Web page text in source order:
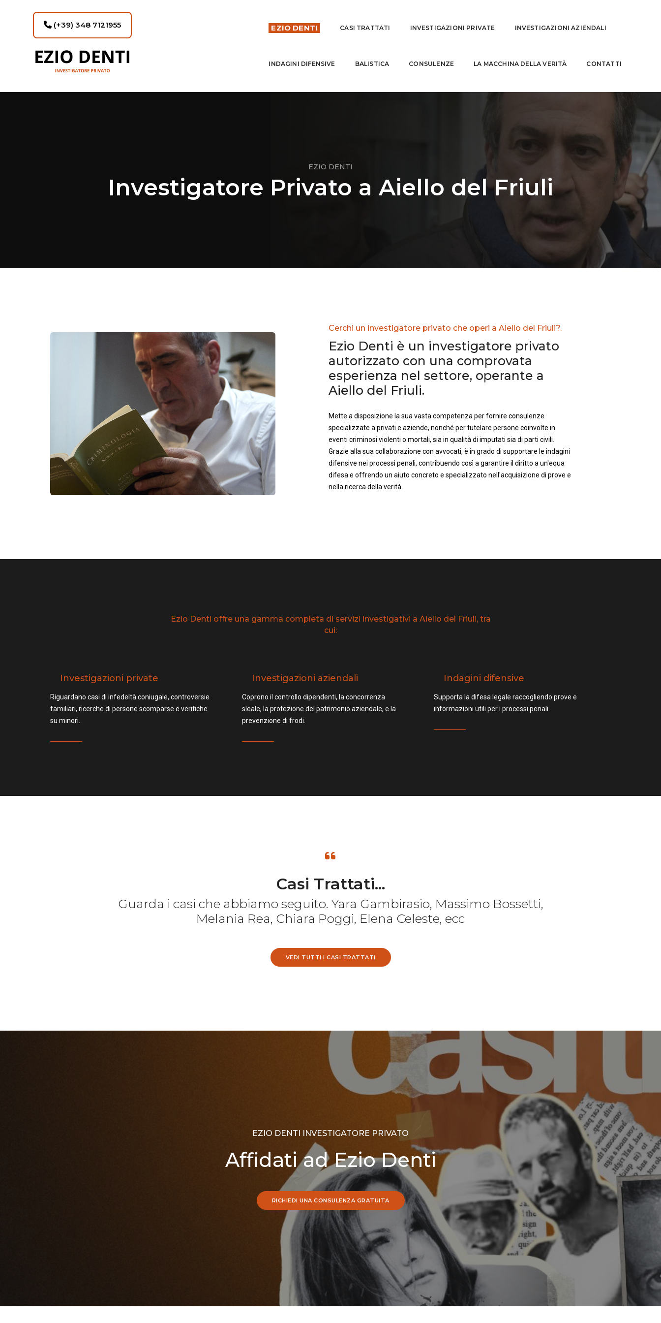
(+39) 348 7121955 EZIO DENTI CASI TRATTATI INVESTIGAZIONI PRIVATE INVESTIGAZIONI AZIENDALI
INDAGINI DIFENSIVE BALISTICA CONSULENZE LA MACCHINA DELLA VERITÀ CONTATTI
EZIO DENTI
Investigatore Privato a Aiello del Friuli
Cerchi un investigatore privato che operi a Aiello del Friuli?.
Ezio Denti è un investigatore privato
autorizzato con una comprovata
esperienza nel settore, operante a
Aiello del Friuli.
Mette a disposizione la sua vasta competenza per fornire consulenze
specializzate a privati e aziende, nonché per tutelare persone coinvolte in
eventi criminosi violenti o mortali, sia in qualità di imputati sia di parti civili.
Grazie alla sua collaborazione con avvocati, è in grado di supportare le indagini
difensive nei processi penali, contribuendo così a garantire il diritto a un'equa
difesa e offrendo un aiuto concreto e specializzato nell'acquisizione di prove e
nella ricerca della verità.
Ezio Denti offre una gamma completa di servizi investigativi a Aiello del Friuli, tra
cui:
Investigazioni private
Riguardano casi di infedeltà coniugale, controversie
familiari, ricerche di persone scomparse e verifiche
su minori.
Investigazioni aziendali
Coprono il controllo dipendenti, la concorrenza
sleale, la protezione del patrimonio aziendale, e la
prevenzione di frodi.
Indagini difensive
Supporta la difesa legale raccogliendo prove e
informazioni utili per i processi penali.
Casi Trattati...
Guarda i casi che abbiamo seguito. Yara Gambirasio, Massimo Bossetti,
Melania Rea, Chiara Poggi, Elena Celeste, ecc
VEDI TUTTI I CASI TRATTATI
EZIO DENTI INVESTIGATORE PRIVATO
Affidati ad Ezio Denti
RICHIEDI UNA CONSULENZA GRATUITA